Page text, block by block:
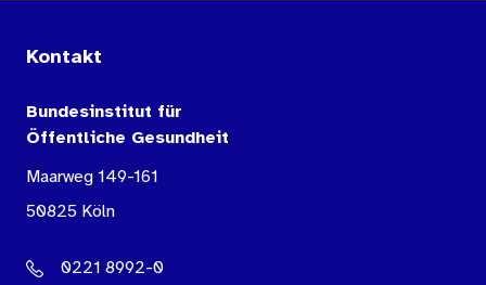
Kontakt
Bundesinstitut für
Öffentliche Gesundheit
Maarweg 149-161
50825 Köln
0221 8992-0